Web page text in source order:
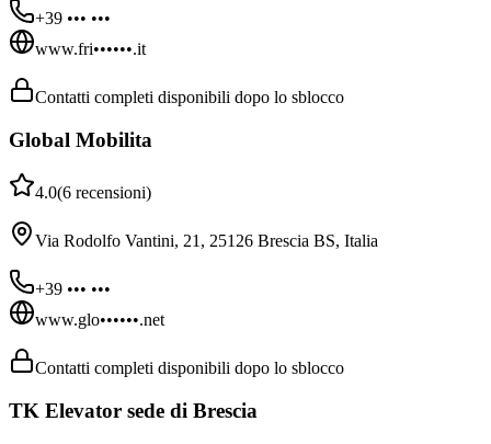
+39 ••• •••
www.fri••••••.it
Contatti completi disponibili dopo lo sblocco
Global Mobilita
4.0(6 recensioni)
Via Rodolfo Vantini, 21, 25126 Brescia BS, Italia
+39 ••• •••
www.glo••••••.net
Contatti completi disponibili dopo lo sblocco
TK Elevator sede di Brescia